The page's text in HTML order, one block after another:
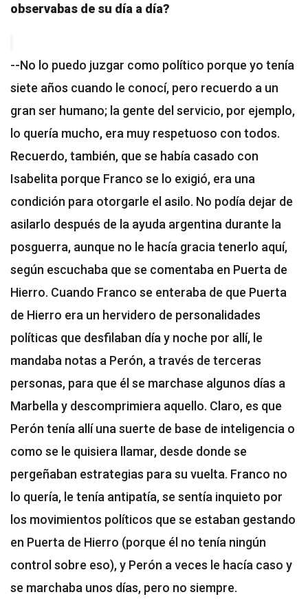
observabas de su día a día?
--No lo puedo juzgar como político porque yo tenía
siete años cuando le conocí, pero recuerdo a un
gran ser humano; la gente del servicio, por ejemplo,
lo quería mucho, era muy respetuoso con todos.
Recuerdo, también, que se había casado con
Isabelita porque Franco se lo exigió, era una
condición para otorgarle el asilo. No podía dejar de
asilarlo después de la ayuda argentina durante la
posguerra, aunque no le hacía gracia tenerlo aquí,
según escuchaba que se comentaba en Puerta de
Hierro. Cuando Franco se enteraba de que Puerta
de Hierro era un hervidero de personalidades
políticas que desfilaban día y noche por allí, le
mandaba notas a Perón, a través de terceras
personas, para que él se marchase algunos días a
Marbella y descomprimiera aquello. Claro, es que
Perón tenía allí una suerte de base de inteligencia o
como se le quisiera llamar, desde donde se
pergeñaban estrategias para su vuelta. Franco no
lo quería, le tenía antipatía, se sentía inquieto por
los movimientos políticos que se estaban gestando
en Puerta de Hierro (porque él no tenía ningún
control sobre eso), y Perón a veces le hacía caso y
se marchaba unos días, pero no siempre.